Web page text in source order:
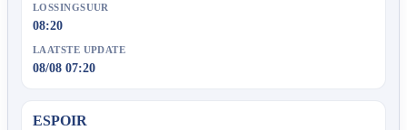
LOSSINGSUUR
08:20
LAATSTE UPDATE
08/08 07:20
ESPOIR